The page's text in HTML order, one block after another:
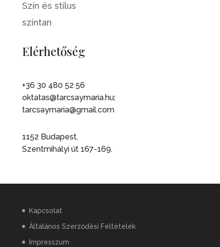
Szín és stílus
színtan
Elérhetőség
+36 30 480 52 56
oktatas@tarcsaymaria.hu;
tarcsaymaria@gmail.com
1152 Budapest,
Szentmihályi út 167-169.
Kapcsolat
Általános Szerződési Feltételek
Impresszum